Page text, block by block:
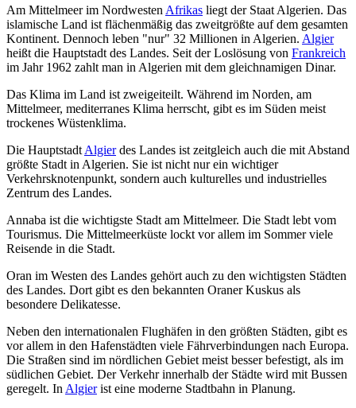
Am Mittelmeer im NordwestenAfrikas liegt der Staat Algerien. Das
islamische Land ist flächenmäßig das zweitgrößte auf dem gesamten
Kontinent. Dennoch leben "nur" 32 Millionen in Algerien. Algier
heißt die Hauptstadt des Landes. Seit der Loslösung von Frankreich
im Jahr 1962 zahlt man in Algerien mit dem gleichnamigen Dinar.
Das Klima im Land ist zweigeiteilt. Während im Norden, am
Mittelmeer, mediterranes Klima herrscht, gibt es im Süden meist
trockenes Wüstenklima.
Die HauptstadtAlgierdes Landes ist zeitgleich auch die mit Abstand
größte Stadt in Algerien. Sie ist nicht nur ein wichtiger
Verkehrsknotenpunkt, sondern auch kulturelles und industrielles
Zentrum des Landes.
Annaba ist die wichtigste Stadt am Mittelmeer. Die Stadt lebt vom
Tourismus. Die Mittelmeerküste lockt vor allem im Sommer viele
Reisende in die Stadt.
Oran im Westen des Landes gehört auch zu den wichtigsten Städten
des Landes. Dort gibt es den bekannten Oraner Kuskus als
besondere Delikatesse.
Neben den internationalen Flughäfen in den größten Städten, gibt es
vor allem in den Hafenstädten viele Fährverbindungen nach Europa.
Die Straßen sind im nördlichen Gebiet meist besser befestigt, als im
südlichen Gebiet. Der Verkehr innerhalb der Städte wird mit Bussen
geregelt. InAlgierist eine moderne Stadtbahn in Planung.